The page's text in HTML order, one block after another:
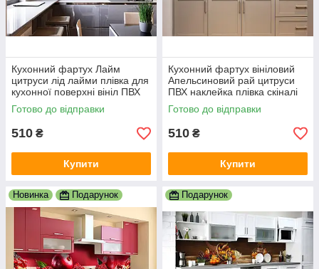
Кухонний фартух Лайм
цитруси лід лайми плівка для
кухонної поверхні вініл ПВХ
для кухні декор 600х2000 мм
Готово до відправки
510 ₴
Купити
Кухонний фартух вініловий
Апельсиновий рай цитруси
ПВХ наклейка плівка скіналі
кухні помаранчевий
600х2000 мм
Готово до відправки
510 ₴
Купити
Новинка Подарунок Подарунок